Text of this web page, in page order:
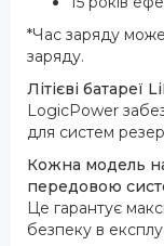
*Час заряду може
заряду.
Літієві батареї
LogicPower
для систем
Кожна модель
передовою
Це гарантує
безпеку в